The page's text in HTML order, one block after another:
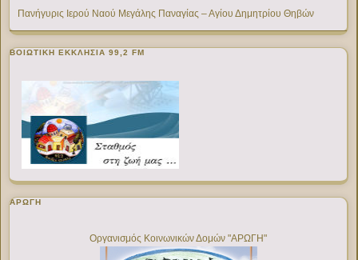
Πανήγυρις Ιερού Ναού Μεγάλης Παναγίας – Αγίου Δημητρίου Θηβών
ΒΟΙΩΤΙΚΉ ΕΚΚΛΗΣΊΑ 99,2 FM
ΑΡΩΓΗ
Οργανισμός Κοινωνικών Δομών "ΑΡΩΓΗ"